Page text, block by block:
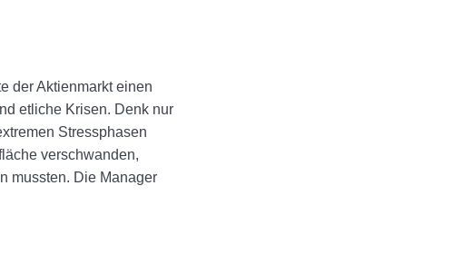
der Aktienmarkt einen
etliche Krisen. Denk nur
Stressphasen
verschwanden,
mussten. Die Manager